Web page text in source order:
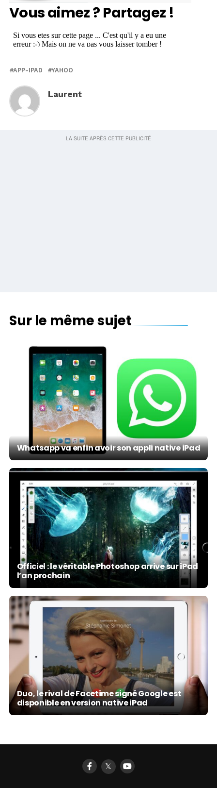
Vous aimez ? Partagez !
APP-IPAD YAHOO
Laurent
Sur le même sujet
Whatsapp va enfin avoir son appli native iPad
Officiel : le véritable Photoshop arrive sur iPad
l’an prochain
Duo, le rival de Facetime signé Google est
disponible en version native iPad
𝕏